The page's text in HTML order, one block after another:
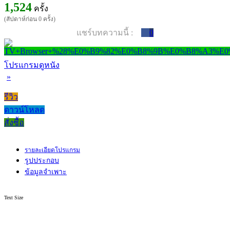
1,524 ครั้ง
(สัปดาห์ก่อน 0 ครั้ง)
แชร์บทความนี้ : 0
โปรแกรมดูหนัง
»
รีวิว
ดาวน์โหลด
สั่งซื้อ
รายละเอียดโปรแกรม
รูปประกอบ
ข้อมูลจำเพาะ
Text Size